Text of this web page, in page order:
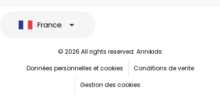
France
© 2026 All rights reserved. Annikids
Données personnelles et cookies
Conditions de vente
Gestion des cookies